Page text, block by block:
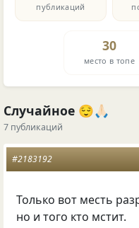
публикаций
30
место в топе
Случайное 😌🙏🏻
7 публикаций
#2183192
Только вот месть
но и того кто мстит.